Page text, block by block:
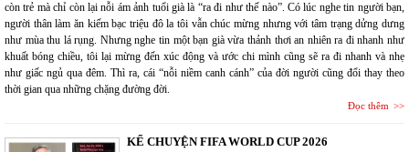
còn trẻ mà chỉ còn lại nỗi ám ảnh tuổi già là “ra đi như thế nào”. Có lúc nghe tin người bạn,
người thân làm ăn kiếm bạc triệu đô la tôi vẫn chúc mừng nhưng với tâm trạng dửng dưng
như mùa thu lá rụng. Nhưng nghe tin một bạn già vừa thảnh thơi an nhiên ra đi nhanh như
khuất bóng chiều, tôi lại mừng đến xúc động và ước chi mình cũng sẽ ra đi nhanh và nhẹ
như giấc ngủ qua đêm. Thì ra, cái “nỗi niềm canh cánh” của đời người cũng đổi thay theo
thời gian qua những chặng đường đời.
Đọc thêm
KỂ CHUYỆN FIFA WORLD CUP 2026